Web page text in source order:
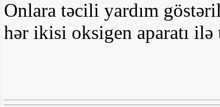
Onlara təcili yardım
hər ikisi oksigen aparatı